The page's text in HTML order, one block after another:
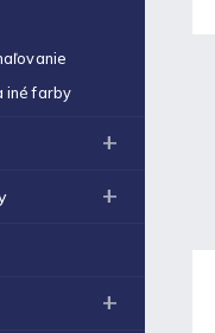
iné farby
gélové
Nature
Hunters pero